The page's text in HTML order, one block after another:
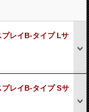
レイB-タイプ Lサ
レイB-タイプ Sサ